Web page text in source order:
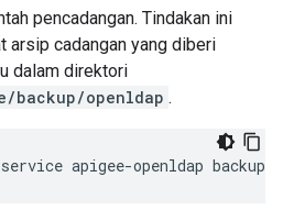
pencadangan. Tindakan ini
arsip cadangan yang diberi
dalam direktori
backup/openldap .
apigee-openldap backup